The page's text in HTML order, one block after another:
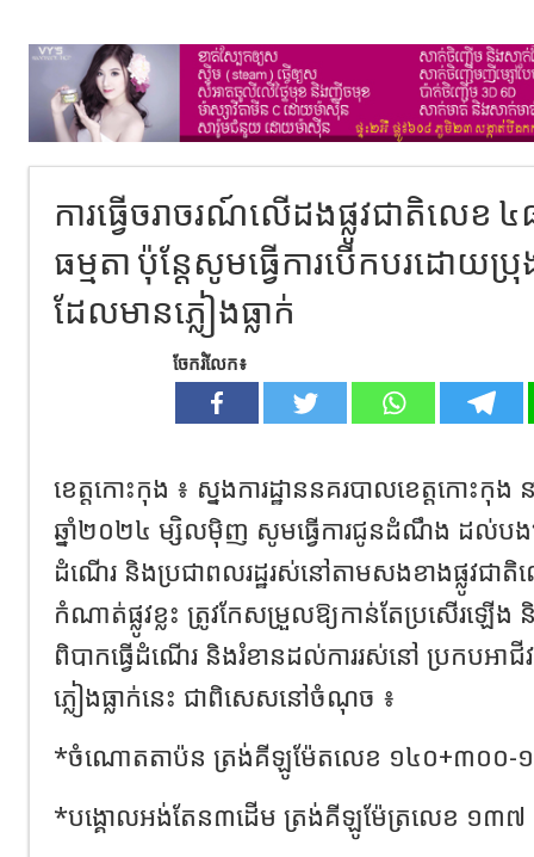
ការធ្វើចរាចរណ៍លើដងផ្លូវជាតិលេខ
ធម្មតា ប៉ុន្តែសូមធ្វើការបើកបរដោយ
ដែលមានភ្លៀងធ្លាក់
ចែករំលែក៖
ខេត្តកោះកុង ៖ ស្នងការដ្ឋាននគរបាលខេត្តកោះកុង ន
ឆ្នាំ២០២៤ ម្សិលមុិញ សូមធ្វើការជូនដំណឹង ដល់បងប្អូ
ដំណើរ និងប្រជាពលរដ្ឋរស់នៅតាមសងខាងផ្លូវជា
កំណាត់ផ្លូវខ្លះ ត្រូវកែសម្រួលឱ្យកាន់តែប្រសើរឡើ
ពិបាកធ្វើដំណើរ និងរំខានដល់ការរស់នៅ ប្រកបអាជីវក
ភ្លៀងធ្លាក់នេះ ជាពិសេសនៅចំណុច ៖
*ចំណោតតាប៉ន ត្រង់គីឡូម៉ែតលេខ ១៤០+៣០០-
*បង្គោលអង់តែន៣ដើម ត្រង់គីឡូម៉ែត្រលេខ ១៣